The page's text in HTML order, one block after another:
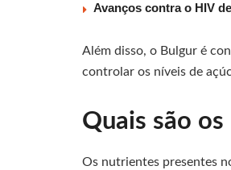
Avanços contra o HIV
Além disso, o Bulgur é
controlar os níveis de
Quais são
Os nutrientes presentes